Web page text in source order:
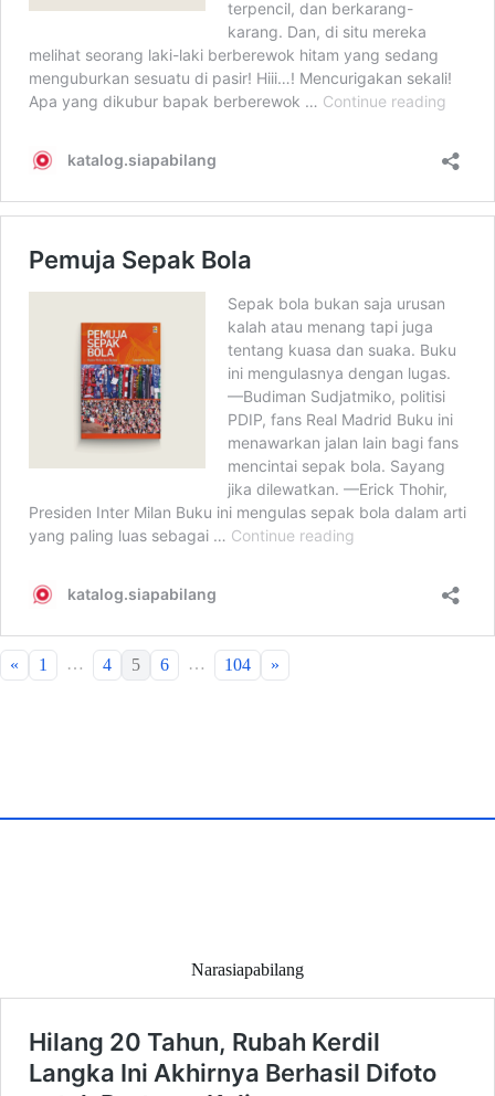
« 1 … 4 5 6 … 104 »
Narasiapabilang